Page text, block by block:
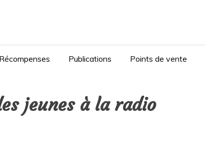
Récompenses Publications Points de vente
jeunes à la radio